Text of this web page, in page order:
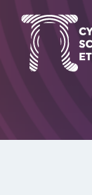
contenu